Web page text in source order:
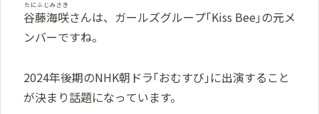
谷藤海咲
たにふじみさき
さんは、ガールズグループ｢Kiss Bee｣の元メ
ンバーですね。
2024年後期のNHK朝ドラ｢おむすび｣に出演すること
が決まり話題になっています。